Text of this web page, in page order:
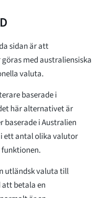
sidan är att
med australiensiska
valuta.
baserade i
här alternativet är
baserade i Australien
ett antal olika valutor
utländsk valuta till
betala en